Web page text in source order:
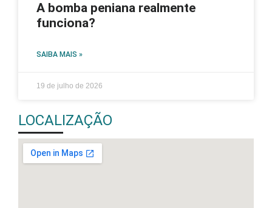
A bomba peniana realmente
funciona?
SAIBA MAIS »
19 de julho de 2026
LOCALIZAÇÃO